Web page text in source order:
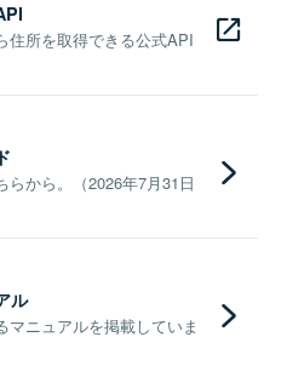
住所を取得できる公式API
から。（2026年7月31日
ル
ニュアルを掲載していま